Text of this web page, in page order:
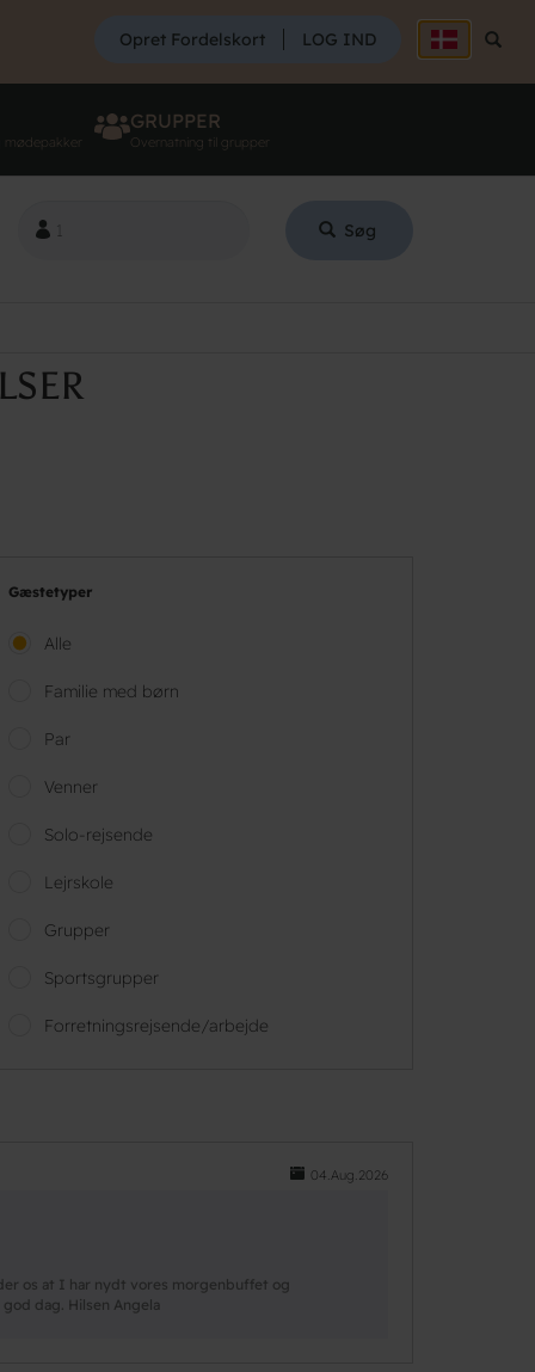
SØG
Søg
Opret Fordelskort LOG IND
mødepakker
GRUPPER
Overnatning til grupper
Søg
Gæstetyper
Alle
Familie med børn
Par
Venner
Solo-rejsende
Lejrskole
Grupper
Sportsgrupper
Forretningsrejsende/arbejde
04.Aug.2026
os at I har nydt vores morgenbuffet og
dag. Hilsen Angela